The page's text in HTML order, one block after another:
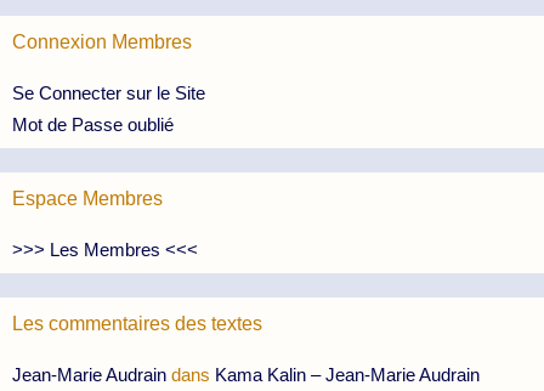
Connexion Membres
Se Connecter sur le Site
Mot de Passe oublié
Espace Membres
>>> Les Membres <<<
Les commentaires des textes
Jean-Marie Audrain dans Kama Kalin – Jean-Marie Audrain